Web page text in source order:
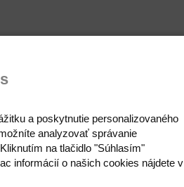
a poskytnutie personalizovaného
analyzovať správanie
na tlačidlo "Súhlasím"
informácií o našich cookies nájdete v